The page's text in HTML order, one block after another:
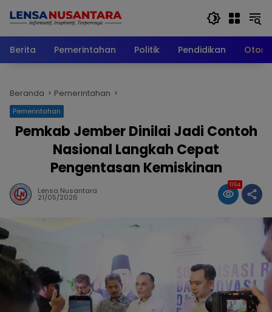
Berita
Pemerintahan Politik Pendidikan
Beranda Pemerintahan
Pemerintahan
Pemkab Jember Dinilai Jadi Contoh
Nasional Langkah Cepat
Pengentasan Kemiskinan
Lensa Nusantara
21/05/2026
1164